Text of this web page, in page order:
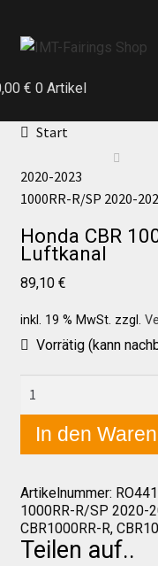
Echtheit von
News
News
Test Startseite
Über uns
Infos zu
€ 0 Artikel
Start
2020-2023
1000RR-R/SP 2020-
Honda CBR
Luftkanal
89,10 €
inkl. 19 % MwSt. zzgl.
Vorrätig (kann
CBR
1000RR-
R/SP
2020-
Luftkanal
Menge
In den
Artikelnummer:
1000RR-R/SP 2020-
CBR1000RR-R,
Teilen auf..